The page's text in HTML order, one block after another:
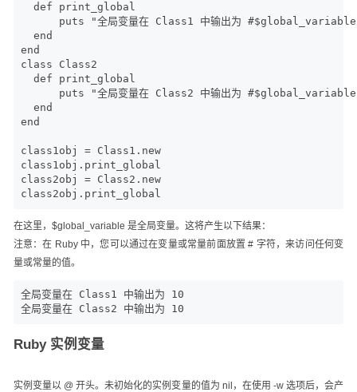
  def print_global
puts "全局变量在 Class1 中输出为
  end
end
class Class2
  def print_global
puts "全局变量在 Class2 中输出为
  end
end
class1obj = Class1.new
class1obj.print_global
class2obj = Class2.new
class2obj.print_global
在这里，$global_variable 是全局变量。这将产生以下结果：
注意：在 Ruby 中，您可以通过在变量或常量前面放置 # 字符，来访问任何变
量或常量的值。
全局变量在 Class1 中输出为 10
全局变量在 Class2 中输出为 10
Ruby 实例变量
实例变量以 @ 开头。未初始化的实例变量的值为 nil，在使用 -w 选项后，会产